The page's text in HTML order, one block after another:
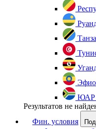
ЮАР
Результатов не
Фин. условия